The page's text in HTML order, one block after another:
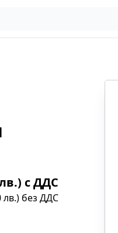
с ДДС
лв.) без ДДС